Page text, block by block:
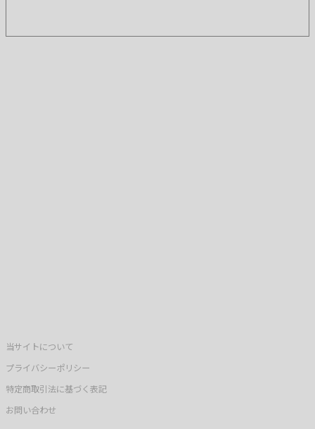
当サイトについて
プライバシーポリシー
特定商取引法に基づく表記
お問い合わせ